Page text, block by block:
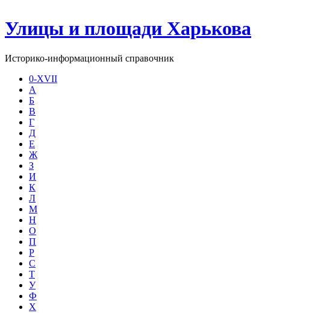
Улицы и площади Харькова
Историко-информационный справочник
0-XVII
А
Б
В
Г
Д
Е
Ж
З
И
К
Л
М
Н
О
П
Р
С
Т
У
Ф
Х